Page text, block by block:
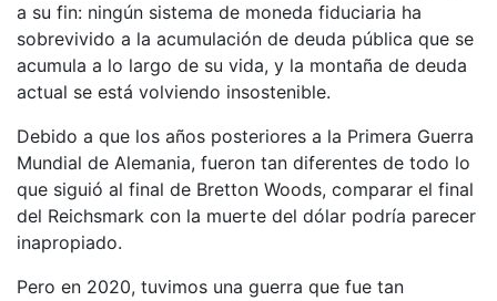
a su fin: ningún sistema de moneda fiduciaria ha
sobrevivido a la acumulación de deuda pública que se
acumula a lo largo de su vida, y la montaña de deuda
actual se está volviendo insostenible.
Debido a que los años posteriores a la Primera Guerra
Mundial de Alemania, fueron tan diferentes de todo lo
que siguió al final de Bretton Woods, comparar el final
del Reichsmark con la muerte del dólar podría parecer
inapropiado.
Pero en 2020, tuvimos una guerra que fue tan